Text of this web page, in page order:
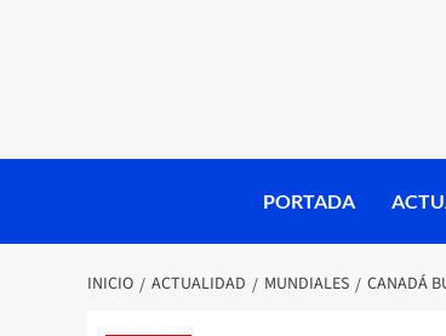
PORTADA
INICIO ACTUALIDAD MUNDIALES CANADÁ